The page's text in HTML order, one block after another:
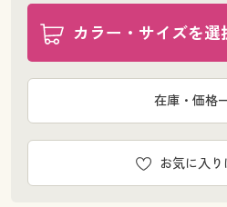
カラー・サイズを選
お気に入り
在庫・価格